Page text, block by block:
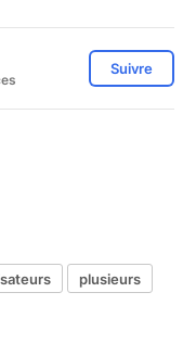
Suivre
plusieurs